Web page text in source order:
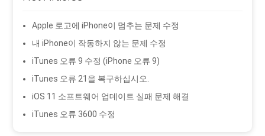
Apple 로고에 iPhone이 멈추는 문제 수정
내 iPhone이 작동하지 않는 문제 수정
iTunes 오류 9 수정 (iPhone 오류 9)
iTunes 오류 21을 복구하십시오.
iOS 11 소프트웨어 업데이트 실패 문제 해결
iTunes 오류 3600 수정